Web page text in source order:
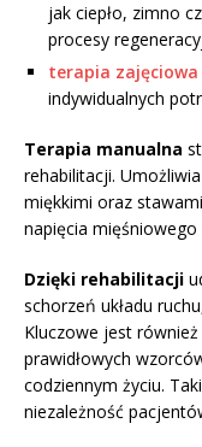
jak ciepło, zimno
procesy
terapia zajęciowa
indywidualnych
Terapia manualna
rehabilitacji.
miękkimi oraz
napięcia
Dzięki rehabilitacji
schorzeń układu
Kluczowe jest również
prawidłowych
codziennym życiu.
niezależność